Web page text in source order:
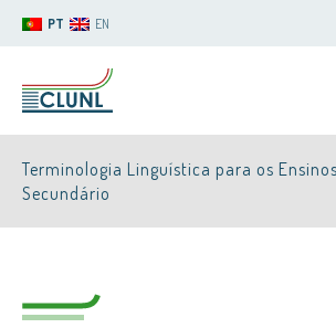
PT EN
Terminologia Linguística para os
Secundário